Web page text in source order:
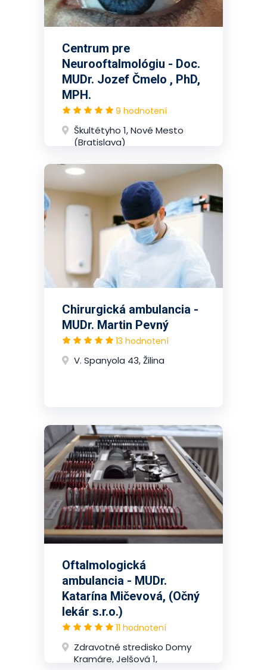
Centrum pre
Neurooftalmológiu - Doc.
MUDr. Jozef Čmelo , PhD,
MPH.
9 hodnotení
Škultétyho 1, Nové Mesto
(Bratislava)
Chirurgická ambulancia -
MUDr. Martin Pevný
13 hodnotení
V. Spanyola 43, Žilina
Oftalmologická
ambulancia - MUDr.
Katarína Mičevová, (Očný
lekár s.r.o.)
11 hodnotení
Zdravotné stredisko Domy
Kramáre, Jelšová 1,